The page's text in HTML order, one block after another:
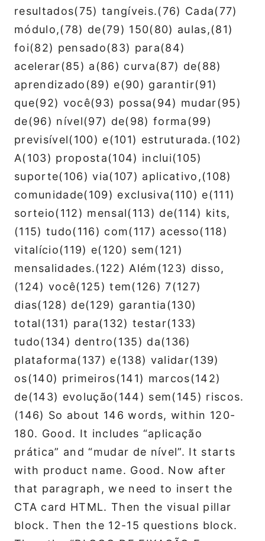
resultados(75) tangíveis.(76) Cada(77)
módulo,(78) de(79) 150(80) aulas,(81)
foi(82) pensado(83) para(84)
acelerar(85) a(86) curva(87) de(88)
aprendizado(89) e(90) garantir(91)
que(92) você(93) possa(94) mudar(95)
de(96) nível(97) de(98) forma(99)
previsível(100) e(101) estruturada.(102)
A(103) proposta(104) inclui(105)
suporte(106) via(107) aplicativo,(108)
comunidade(109) exclusiva(110) e(111)
sorteio(112) mensal(113) de(114) kits,
(115) tudo(116) com(117) acesso(118)
vitalício(119) e(120) sem(121)
mensalidades.(122) Além(123) disso,
(124) você(125) tem(126) 7(127)
dias(128) de(129) garantia(130)
total(131) para(132) testar(133)
tudo(134) dentro(135) da(136)
plataforma(137) e(138) validar(139)
os(140) primeiros(141) marcos(142)
de(143) evolução(144) sem(145) riscos.
(146) So about 146 words, within 120-
180. Good. It includes “aplicação
prática” and “mudar de nível”. It starts
with product name. Good. Now after
that paragraph, we need to insert the
CTA card HTML. Then the visual pillar
block. Then the 12-15 questions block.